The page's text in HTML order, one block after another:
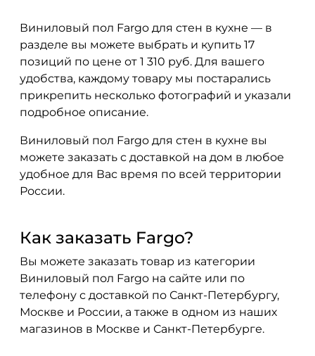
Виниловый пол Fargo для стен в кухне — в
разделе вы можете выбрать и купить 17
позиций по цене от 1 310 руб. Для вашего
удобства, каждому товару мы постарались
прикрепить несколько фотографий и указали
подробное описание.
Виниловый пол Fargo для стен в кухне вы
можете заказать с доставкой на дом в любое
удобное для Вас время по всей территории
России.
Как заказать Fargo?
Вы можете заказать товар из категории
Виниловый пол Fargo на сайте или по
телефону с доставкой по Санкт-Петербургу,
Москве и России, а также в одном из наших
магазинов в Москве и Санкт-Петербурге.